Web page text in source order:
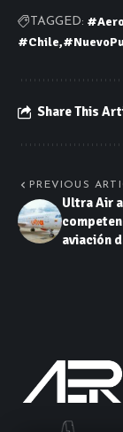
TAGGED:
#Chile
Share This
PREVIOUS
Ultra Air
aviación